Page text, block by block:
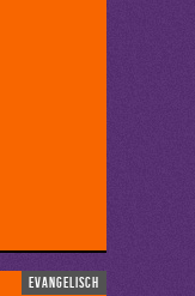
evangelisch